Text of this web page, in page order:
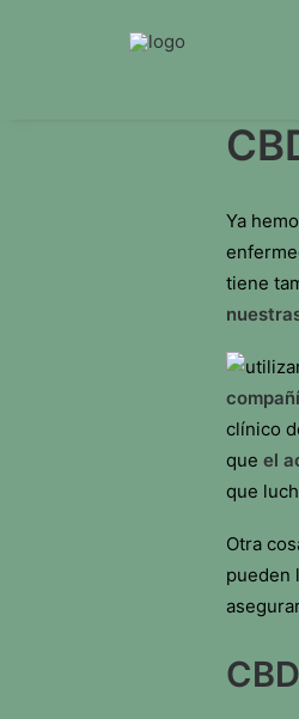
Ya
tiene
clínico
que el
que
Otra
pueden